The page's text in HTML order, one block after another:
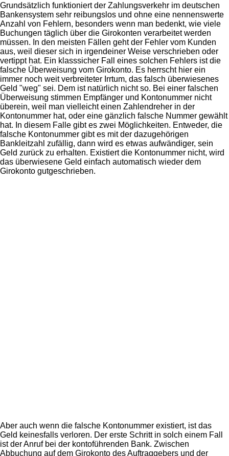
Grundsätzlich funktioniert der Zahlungsverkehr im deutschen
Bankensystem sehr reibungslos und ohne eine nennenswerte
Anzahl von Fehlern, besonders wenn man bedenkt, wie viele
Buchungen täglich über die Girokonten verarbeitet werden
müssen. In den meisten Fällen geht der Fehler vom Kunden
aus, weil dieser sich in irgendeiner Weise verschrieben oder
vertippt hat. Ein klasssicher Fall eines solchen Fehlers ist die
falsche Überweisung vom Girokonto. Es herrscht hier ein
immer noch weit verbreiteter Irrtum, das falsch überwiesenes
Geld "weg" sei. Dem ist natürlich nicht so. Bei einer falschen
Überweisung stimmen Empfänger und Kontonummer nicht
überein, weil man vielleicht einen Zahlendreher in der
Kontonummer hat, oder eine gänzlich falsche Nummer gewählt
hat. In diesem Falle gibt es zwei Möglichkeiten. Entweder, die
falsche Kontonummer gibt es mit der dazugehörigen
Bankleitzahl zufällig, dann wird es etwas aufwändiger, sein
Geld zurück zu erhalten. Existiert die Kontonummer nicht, wird
das überwiesene Geld einfach automatisch wieder dem
Girokonto gutgeschrieben.
Aber auch wenn die falsche Kontonummer existiert, ist das
Geld keinesfalls verloren. Der erste Schritt in solch einem Fall
ist der Anruf bei der kontoführenden Bank. Zwischen
Abbuchung auf dem Girokonto des Auftraggebers und der